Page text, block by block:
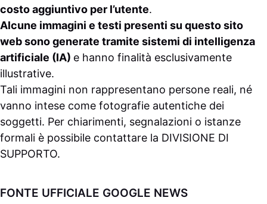
costo aggiuntivo per l’utente.
Alcune immagini e testi presenti su questo sito
web sono generate tramite sistemi di intelligenza
artificiale (IA) e hanno finalità esclusivamente
illustrative.
Tali immagini non rappresentano persone reali, né
vanno intese come fotografie autentiche dei
soggetti. Per chiarimenti, segnalazioni o istanze
formali è possibile contattare la DIVISIONE DI
SUPPORTO.
FONTE UFFICIALE GOOGLE NEWS